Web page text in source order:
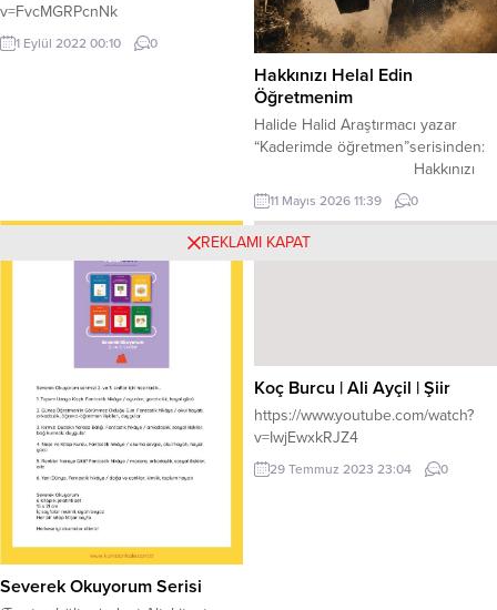
v=FvcMGRPcnNk
1 Eylül 2022 00:10 0
Hakkınızı Helal Edin
Öğretmenim
Halide Halid Araştırmacı yazar
“Kaderimde öğretmen”serisinden:
Hakkınızı
Helal Edin Öğretmenim “Sevgili
öğrencim Halide, “Hatıra” defteri
adını verdiğiniz bu defterde sana
fethetmeli ve oradan hayatı
boyunca kendisine manevi bir...
11 Mayıs 2026 11:39 0
Severek Okuyorum Serisi
Koç Burcu | Ali Ayçil | Şiir
https://www.youtube.com/watch?
v=IwjEwxkRJZ4
29 Temmuz 2023 23:04 0
REKLAMI KAPAT